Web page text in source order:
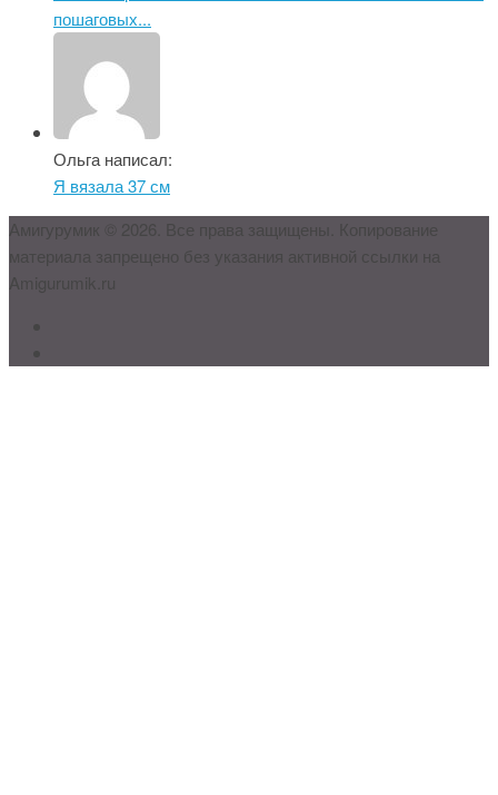
пошаговых...
Ольга написал:
Я вязала 37 см
Амигурумик © 2026. Все права защищены. Копирование
материала запрещено без указания активной ссылки на
Amigurumik.ru